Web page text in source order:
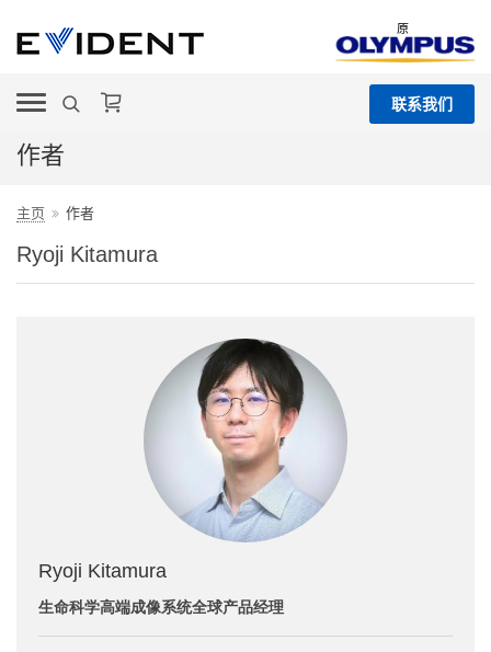
原
联系我们
作者
主页 作者
Ryoji Kitamura
Ryoji Kitamura
生命科学高端成像系统全球产品经理